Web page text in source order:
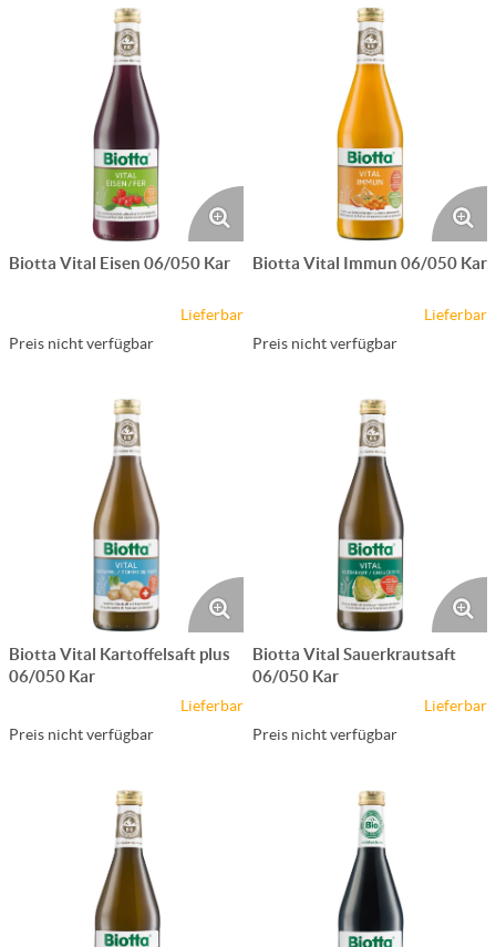
Biotta Vital Eisen 06/050 Kar
Lieferbar
Preis nicht verfügbar
Biotta Vital Immun 06/050 Kar
Lieferbar
Preis nicht verfügbar
Biotta Vital Kartoffelsaft plus
06/050 Kar
Lieferbar
Preis nicht verfügbar
Biotta Vital Sauerkrautsaft
06/050 Kar
Lieferbar
Preis nicht verfügbar